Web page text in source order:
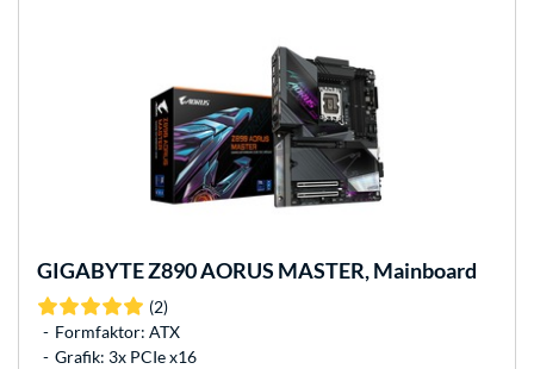
GIGABYTEZ890 AORUS MASTER, Mainboard
(2)
Formfaktor: ATX
Grafik: 3x PCIe x16